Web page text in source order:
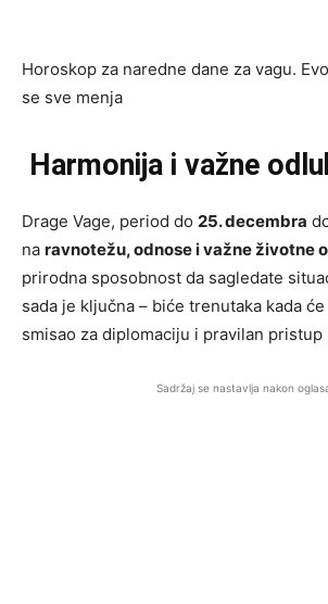
Horoskop za naredne dane za vagu.
se sve menja
Harmonija i važne
Drage Vage, period do 25. decembra
na ravnotežu, odnose i važne životne
prirodna sposobnost da sagledate
sada je ključna – biće trenutaka kada
smisao za diplomaciju i pravilan pristup
Sadržaj se nastavlja nakon